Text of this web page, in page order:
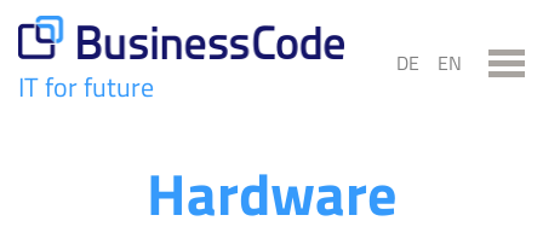
content
IT for future
DE EN
Hardware